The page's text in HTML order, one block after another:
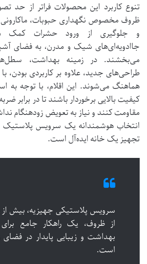
تنوع کاربرد این محصولات فراتر از حد
ظروف مخصوص نگهداری حبوبات، ماکارونی
و جلوگیری از ورود حشرات کمک
جاادویه‌ای‌های شیک و مدرن، به فضای
می‌بخشند. در زمینه بهداشت،
طراحی‌های جدید، علاوه بر کاربردی بودن،
هماهنگ می‌شوند. این اقلام، با توجه به
کیفیت بالایی برخوردار باشند تا در برابر
مقاومت کنند و نیاز به تعویض زودهنگام
انتخاب هوشمندانه یک سرویس پلاستیک
تجهیز یک خانه ایده‌آل است.
سرویس پلاستیکی جهیزیه، بیش
از ظروف، یک راهکار جامع
بهداشت و زیبایی پایدار در
است.